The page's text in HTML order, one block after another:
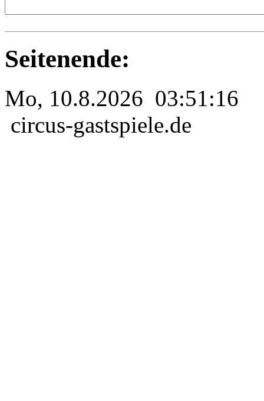
Seitenende:
Mo, 10.8.2026 03:51:16
circus-gastspiele.de